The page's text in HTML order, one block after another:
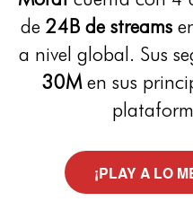
de 24B de streams
a nivel global. Sus
30Men sus
¡PLAY A LO